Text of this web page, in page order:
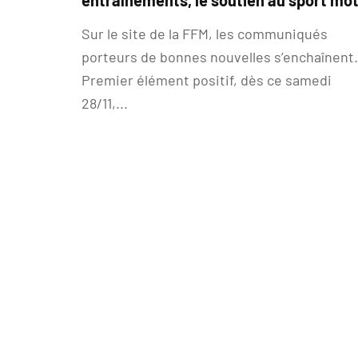
Sur le site de la FFM, les communiqués
porteurs de bonnes nouvelles s’enchaînent.
Premier élément positif, dès ce samedi
28/11,...